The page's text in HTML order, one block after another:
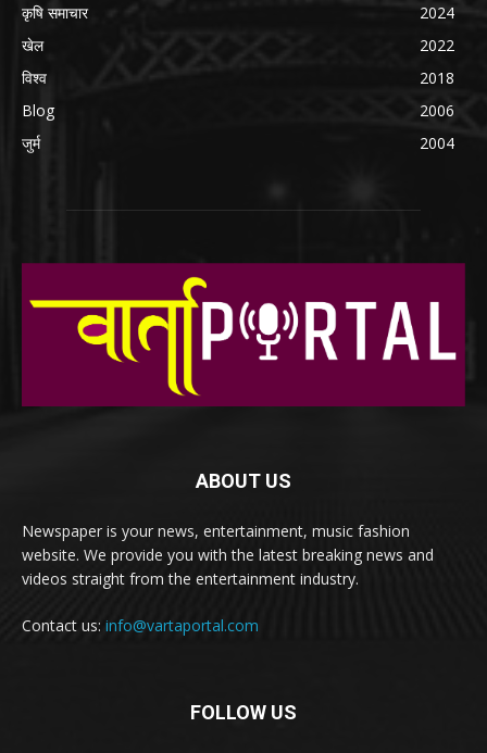
कृषि समाचार
2024
खेल
2022
विश्व
2018
Blog
2006
जुर्म
2004
ABOUT US
Newspaper is your news, entertainment, music fashion
website. We provide you with the latest breaking news and
videos straight from the entertainment industry.
Contact us: info@vartaportal.com
FOLLOW US